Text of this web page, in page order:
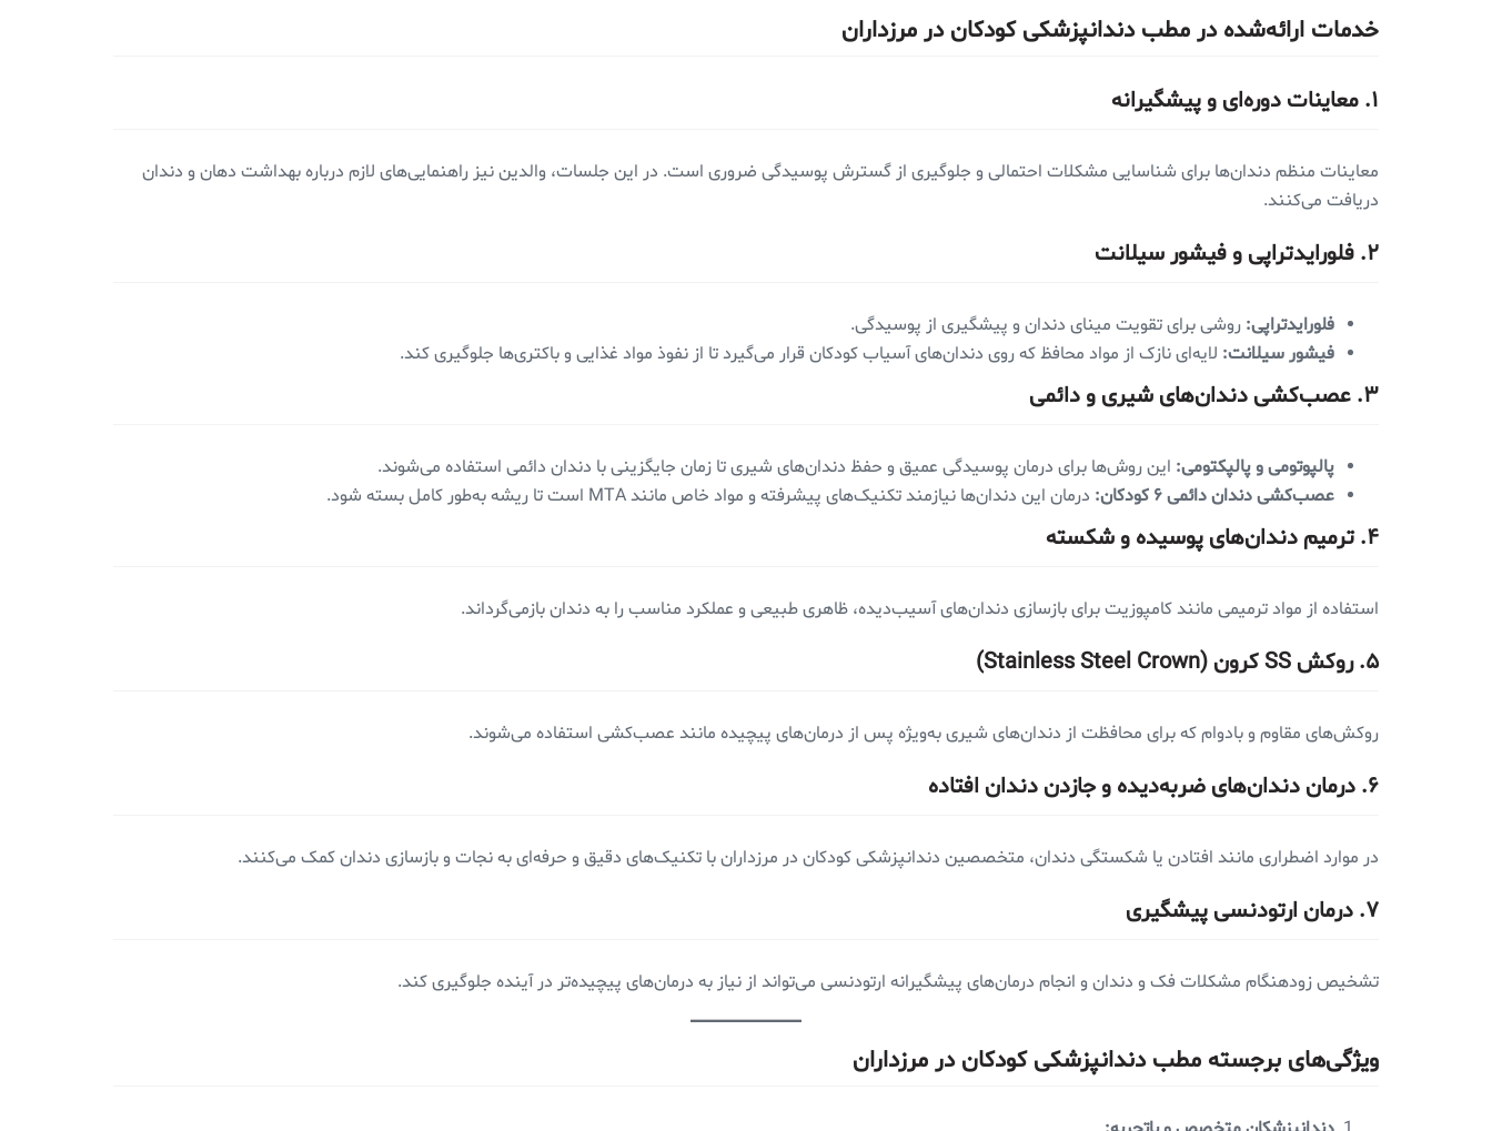
خدمات ارائه‌شده در مطب دندانپزشکی کودکان در مرزداران
۱. معاینات دوره‌ای و پیشگیرانه
معاینات منظم دندان‌ها برای شناسایی مشکلات احتمالی و جلوگیری از گسترش پوسیدگی ضروری است. در این جلسات، والدین نیز راهنمایی‌های لازم درباره بهداشت دهان و دندان
دریافت می‌کنند.
۲. فلورایدتراپی و فیشور سیلانت
فلورایدتراپی: روشی برای تقویت مینای دندان و پیشگیری از پوسیدگی.
فیشور سیلانت: لایه‌ای نازک از مواد محافظ که روی دندان‌های آسیاب کودکان قرار می‌گیرد تا از نفوذ مواد غذایی و باکتری‌ها جلوگیری کند.
۳. عصب‌کشی دندان‌های شیری و دائمی
پالپوتومی و پالپکتومی: این روش‌ها برای درمان پوسیدگی عمیق و حفظ دندان‌های شیری تا زمان جایگزینی با دندان دائمی استفاده می‌شوند.
عصب‌کشی دندان دائمی ۶ کودکان:
درمان این دندان‌ها نیازمند تکنیک‌های پیشرفته و مواد خاص مانند MTA است تا ریشه به‌طور کامل بسته شود.
۴. ترمیم دندان‌های پوسیده و شکسته
استفاده از مواد ترمیمی مانند کامپوزیت برای بازسازی دندان‌های آسیب‌دیده، ظاهری طبیعی و عملکرد مناسب را به دندان بازمی‌گرداند.
۵. روکش SS کرون (Stainless Steel Crown)
روکش‌های مقاوم و بادوام که برای محافظت از دندان‌های شیری به‌ویژه پس از درمان‌های پیچیده مانند عصب‌کشی استفاده می‌شوند.
۶. درمان دندان‌های ضربه‌دیده و جازدن دندان افتاده
در موارد اضطراری مانند افتادن یا شکستگی دندان، متخصصین دندانپزشکی کودکان در مرزداران با تکنیک‌های دقیق و حرفه‌ای به نجات و بازسازی دندان کمک می‌کنند.
۷. درمان ارتودنسی پیشگیری
تشخیص زودهنگام مشکلات فک و دندان و انجام درمان‌های پیشگیرانه ارتودنسی می‌تواند از نیاز به درمان‌های پیچیده‌تر در آینده جلوگیری کند.
ویژگی‌های برجسته مطب دندانپزشکی کودکان در مرزداران